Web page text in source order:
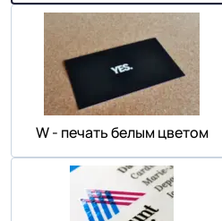
W - печать белым цветом